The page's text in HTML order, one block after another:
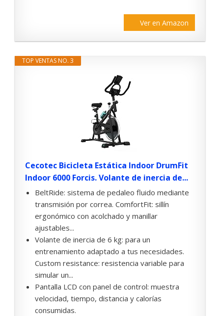
Ver en Amazon
TOP VENTAS NO. 3
Cecotec Bicicleta Estática Indoor DrumFit
Indoor 6000 Forcis. Volante de inercia de...
BeltRide: sistema de pedaleo fluido mediante
transmisión por correa. ComfortFit: sillín
ergonómico con acolchado y manillar
ajustables...
Volante de inercia de 6 kg: para un
entrenamiento adaptado a tus necesidades.
Custom resistance: resistencia variable para
simular un...
Pantalla LCD con panel de control: muestra
velocidad, tiempo, distancia y calorías
consumidas.